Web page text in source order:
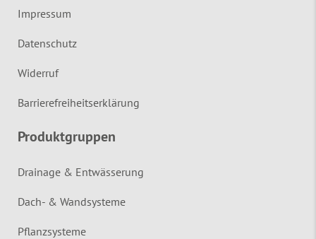
Impressum
Datenschutz
Widerruf
Barrierefreiheitserklärung
Produktgruppen
Drainage & Entwässerung
Dach- & Wandsysteme
Pflanzsysteme